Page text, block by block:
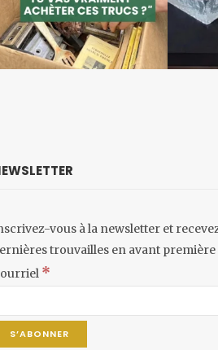
vous à la newsletter et
trouvailles en avant première
*